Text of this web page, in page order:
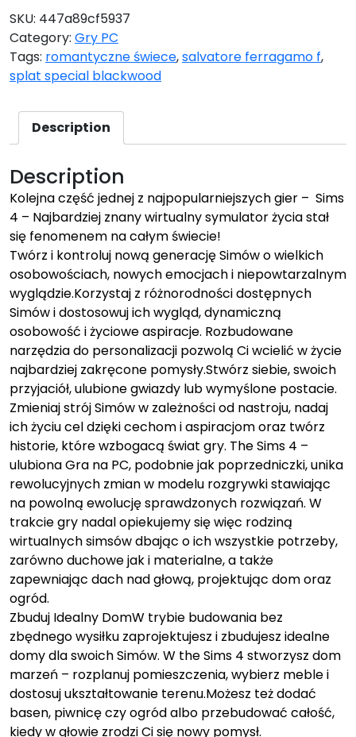
SKU: 447a89cf5937
Category: Gry PC
Tags: romantyczne świece,salvatore ferragamo f,
splat special blackwood
Description
Description
Kolejna część jednej z najpopularniejszych gier – Sims
4 – Najbardziej znany wirtualny symulator życia stał
się fenomenem na całym świecie!
Twórz i kontroluj nową generację Simów o wielkich
osobowościach, nowych emocjach i niepowtarzalnym
wyglądzie.Korzystaj z różnorodności dostępnych
Simów i dostosowuj ich wygląd, dynamiczną
osobowość i życiowe aspiracje. Rozbudowane
narzędzia do personalizacji pozwolą Ci wcielić w życie
najbardziej zakręcone pomysły.Stwórz siebie, swoich
przyjaciół, ulubione gwiazdy lub wymyślone postacie.
Zmieniaj strój Simów w zależności od nastroju, nadaj
ich życiu cel dzięki cechom i aspiracjom oraz twórz
historie, które wzbogacą świat gry. The Sims 4 –
ulubiona Gra na PC, podobnie jak poprzedniczki, unika
rewolucyjnych zmian w modelu rozgrywki stawiając
na powolną ewolucję sprawdzonych rozwiązań. W
trakcie gry nadal opiekujemy się więc rodziną
wirtualnych simsów dbając o ich wszystkie potrzeby,
zarówno duchowe jak i materialne, a także
zapewniając dach nad głową, projektując dom oraz
ogród.
Zbuduj Idealny DomW trybie budowania bez
zbędnego wysiłku zaprojektujesz i zbudujesz idealne
domy dla swoich Simów. W the Sims 4 stworzysz dom
marzeń – rozplanuj pomieszczenia, wybierz meble i
dostosuj ukształtowanie terenu.Możesz też dodać
basen, piwnicę czy ogród albo przebudować całość,
kiedy w głowie zrodzi Ci się nowy pomysł.